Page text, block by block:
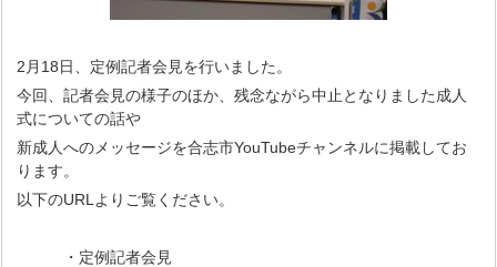
2月18日、定例記者会見を行いました。
今回、記者会見の様子のほか、残念ながら中止となりました成人
式についての話や
新成人へのメッセージを合志市YouTubeチャンネルに掲載してお
ります。
以下のURLよりご覧ください。
・定例記者会見